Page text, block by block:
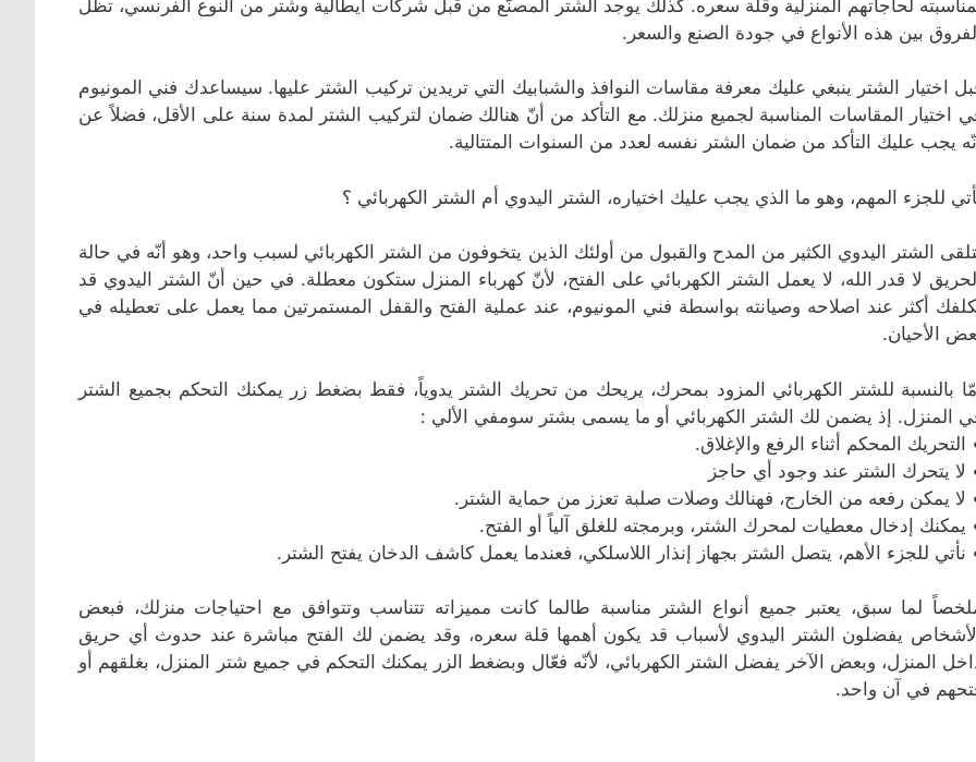
لحاجاتهم المنزلية وقلّة سعره. كذلك يوجد الشتر المصنّع من قبل شركات أيطالية وشتر من النوع الفرنسي، تظل
بين هذه الأنواع في جودة الصنع والسعر.
اختيار الشتر ينبغي عليك معرفة مقاسات النوافذ والشبابيك التي تريدين تركيب الشتر عليها. سيساعدك فني المونيوم
اختيار المقاسات المناسبة لجميع منزلك. مع التأكد من أنّ هنالك ضمان لتركيب الشتر لمدة سنة على الأقل، فضلاً عن
يجب عليك التأكد من ضمان الشتر نفسه لعدد من السنوات المتتالية.
للجزء المهم، وهو ما الذي يجب عليك اختياره، الشتر اليدوي أم الشتر الكهربائي ؟
الشتر اليدوي الكثير من المدح والقبول من أولئك الذين يتخوفون من الشتر الكهربائي لسبب واحد، وهو أنّه في حالة
لا قدر الله، لا يعمل الشتر الكهربائي على الفتح، لأنّ كهرباء المنزل ستكون معطلة. في حين أنّ الشتر اليدوي قد
أكثر عند اصلاحه وصيانته بواسطة فني المونيوم، عند عملية الفتح والقفل المستمرتين مما يعمل على تعطيله في
الأحيان.
بالنسبة للشتر الكهربائي المزود بمحرك، يريحك من تحريك الشتر يدوياً، فقط بضغط زر يمكنك التحكم بجميع الشتر
المنزل. إذ يضمن لك الشتر الكهربائي أو ما يسمى بشتر سومفي الألي :
التحريك المحكم أثناء الرفع والإغلاق.
لا يتحرك الشتر عند وجود أي حاجز
لا يمكن رفعه من الخارج، فهنالك وصلات صلبة تعزز من حماية الشتر.
يمكنك إدخال معطيات لمحرك الشتر، وبرمجته للغلق آلياً أو الفتح.
نأتي للجزء الأهم، يتصل الشتر بجهاز إنذار اللاسلكي، فعندما يعمل كاشف الدخان يفتح الشتر.
لما سبق، يعتبر جميع أنواع الشتر مناسبة طالما كانت مميزاته تتناسب وتتوافق مع احتياجات منزلك، فبعض
يفضلون الشتر اليدوي لأسباب قد يكون أهمها قلة سعره، وقد يضمن لك الفتح مباشرة عند حدوث أي حريق
المنزل، وبعض الآخر يفضل الشتر الكهربائي، لأنّه فعّال وبضغط الزر يمكنك التحكم في جميع شتر المنزل، بغلقهم أو
في آن واحد.